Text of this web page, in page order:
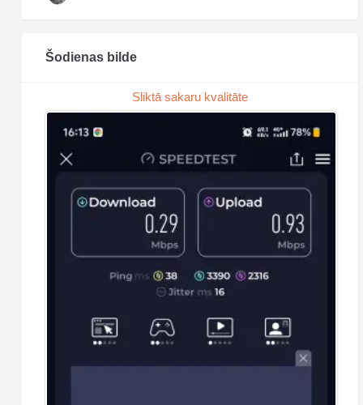
Šodienas bilde
Sliktā sakaru kvalitāte